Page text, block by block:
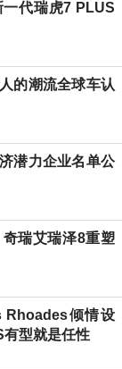
代瑞虎7 PLUS
的潮流全球车认
潜力企业名单公
瑞艾瑞泽8重塑
Rhoades倾情设
型就是任性